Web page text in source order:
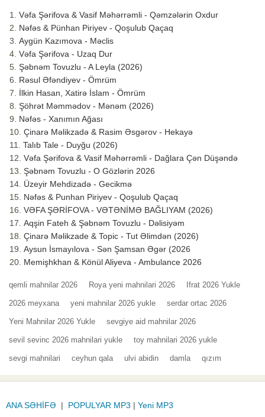
Vəfa Şərifova & Vasif Məhərrəmli - Qəmzələrin Oxdur
Nəfəs & Pünhan Piriyev - Qoşulub Qaçaq
Aygün Kazımova - Məclis
Vəfa Şərifova - Uzaq Dur
Şəbnəm Tovuzlu - A Leyla (2026)
Rəsul Əfəndiyev - Ömrüm
İlkin Hasan, Xatirə İslam - Ömrüm
Şöhrət Məmmədov - Mənəm (2026)
Nəfəs - Xanımın Ağası
Çinarə Məlikzadə & Rasim Əsgərov - Hekayə
Talıb Tale - Duyğu (2026)
Vəfa Şərifova & Vasif Məhərrəmli - Dağlara Çən Düşəndə
Şəbnəm Tovuzlu - O Gözlərin 2026
Üzeyir Mehdizadə - Gecikmə
Nəfəs & Punhan Piriyev - Qoşulub Qaçaq
VƏFA ŞƏRİFOVA - VƏTƏNİMƏ BAĞLIYAM (2026)
Aqşin Fateh & Şəbnəm Tovuzlu - Dəlisiyəm
Çinarə Məlikzade & Topic - Tut Əlimdən (2026)
Aysun İsmayılova - Sən Şamsan Əgər (2026
Memişhkhan & Könül Aliyeva - Ambulance 2026
qemli mahnilar 2026 Roya yeni mahnilari 2026 Ifrat 2026 Yukle
2026 meyxana yeni mahnilar 2026 yukle serdar ortac 2026
Yeni Mahnilar 2026 Yukle sevgiye aid mahnilar 2026
sevil sevinc 2026 mahnilari yukle toy mahnilari 2026 yukle
sevgi mahnilari ceyhun qala ulvi abidin damla qızım
ANA SƏHİFƏ | POPULYAR MP3 | Yeni MP3